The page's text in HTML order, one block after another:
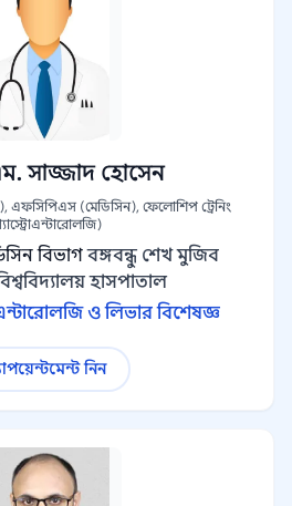
সাজ্জাদ হোসেন
এফসিপিএস (মেডিসিন), ফেলোশিপ ট্রেনিং
বিভাগ বঙ্গবন্ধু শেখ মুজিব
হাসপাতাল
ও লিভার বিশেষজ্ঞ
নিন